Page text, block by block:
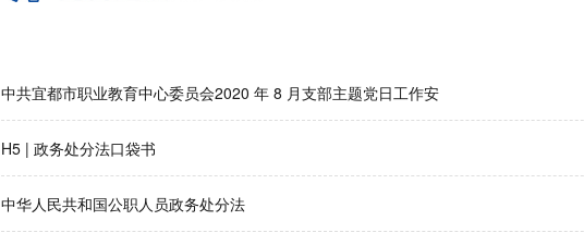
中共宜都市职业教育中心委员会2020 年 8 月支部主题党日工作安
H5 | 政务处分法口袋书
中华人民共和国公职人员政务处分法